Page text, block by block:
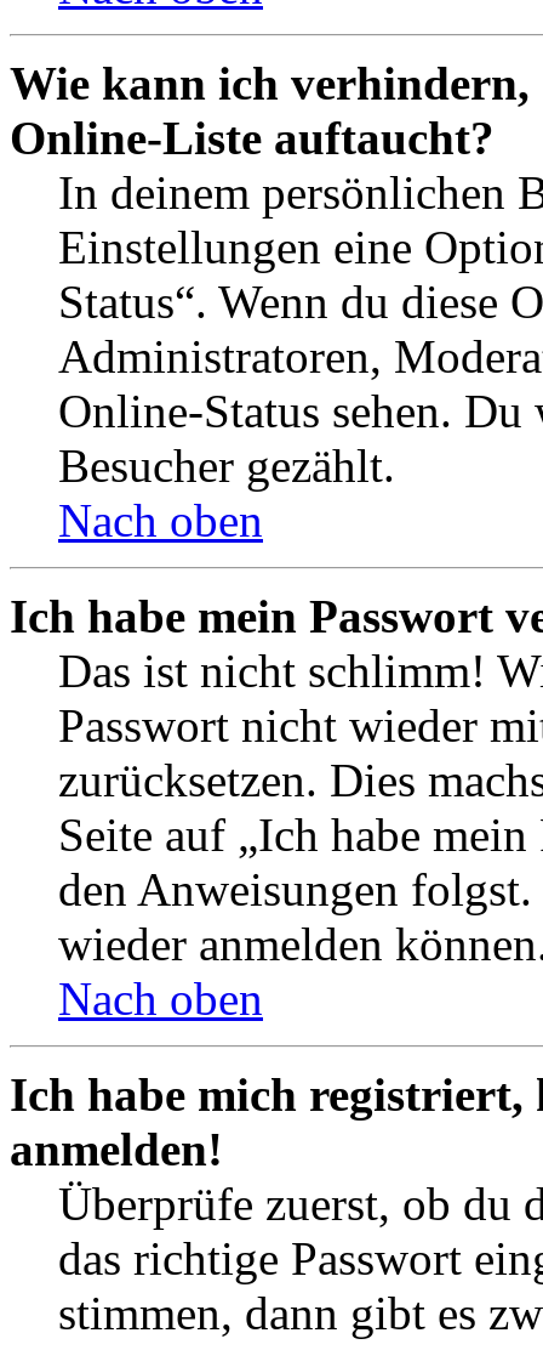
Wie kann ich verhindern,
Online-Liste auftaucht?
In deinem persönlichen
Einstellungen eine
Status“. Wenn du diese
Administratoren,
Online-Status sehen.
Besucher gezählt.
Nach oben
Ich habe mein Passwort
Das ist nicht schlimm!
Passwort nicht wieder
zurücksetzen. Dies
Seite auf „Ich habe
den Anweisungen
wieder anmelden
Nach oben
Ich habe mich
anmelden!
Überprüfe zuerst, ob du
das richtige Passwort
stimmen, dann gibt es